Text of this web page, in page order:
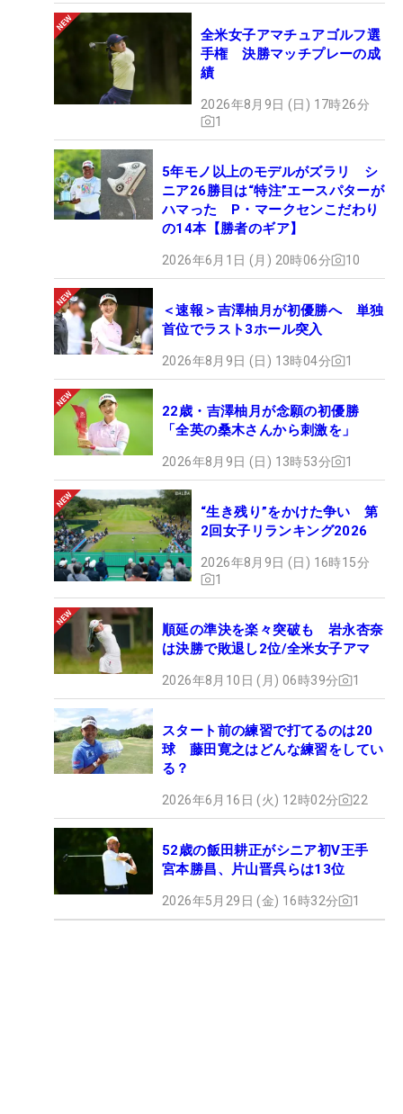
全米女子アマチュアゴルフ選
手権 決勝マッチプレーの成
績
2026年8月9日 (日) 17時26分
1
5年モノ以上のモデルがズラリ シ
ニア26勝目は“特注”エースパターが
ハマった P・マークセンこだわり
の14本【勝者のギア】
2026年6月1日 (月) 20時06分 10
＜速報＞吉澤柚月が初優勝へ 単独
首位でラスト3ホール突入
2026年8月9日 (日) 13時04分 1
22歳・吉澤柚月が念願の初優勝
「全英の桑木さんから刺激を」
2026年8月9日 (日) 13時53分 1
“生き残り”をかけた争い 第
2回女子リランキング2026
2026年8月9日 (日) 16時15分
1
順延の準決を楽々突破も 岩永杏奈
は決勝で敗退し2位/全米女子アマ
2026年8月10日 (月) 06時39分 1
スタート前の練習で打てるのは20
球 藤田寛之はどんな練習をしてい
る？
2026年6月16日 (火) 12時02分 22
52歳の飯田耕正がシニア初V王手
宮本勝昌、片山晋呉らは13位
2026年5月29日 (金) 16時32分 1